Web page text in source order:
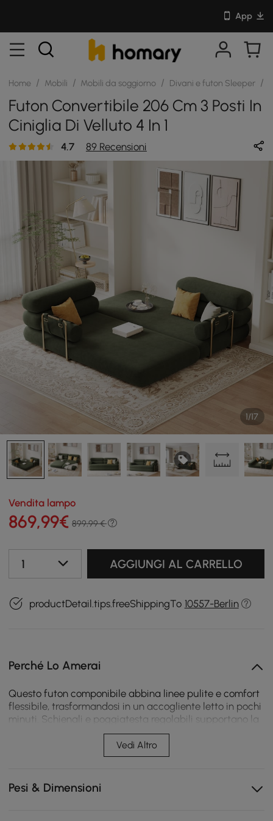
App
Home / Mobili / Mobili da soggiorno / Divani e futon Sleeper /
Futon Convertibile 206 Cm 3 Posti In
Ciniglia Di Velluto 4 In 1
4.7 89 Recensioni
1/17
Vendita lampo
869,99€ 899,99 €
1 AGGIUNGI AL CARRELLO
productDetail.tips.freeShippingTo 10557-Berlin
Perché Lo Amerai
Questo futon componibile abbina linee pulite e comfort
flessibile, trasformandosi in un accogliente letto in pochi
minuti. Schienali e poggiatesta regolabili supportano la
personalizzazione del relax, mentre i cuscini soffici
offrono una sensazione avvolgente e confortevole.
modalità divano a quella letto.
Vedi Altro
Pesi & Dimensioni